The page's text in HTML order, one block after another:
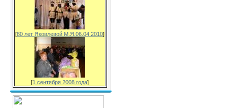
[80 лет Яковлевой М.Я.06.04.2010]
[1 сентября 2008 года]